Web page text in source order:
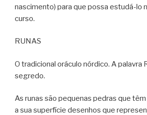
nascimento) para que possa estudá-lo
curso.
RUNAS
O tradicional oráculo nórdico. A palavra
segredo.
As runas são pequenas pedras que
a sua superfície desenhos que